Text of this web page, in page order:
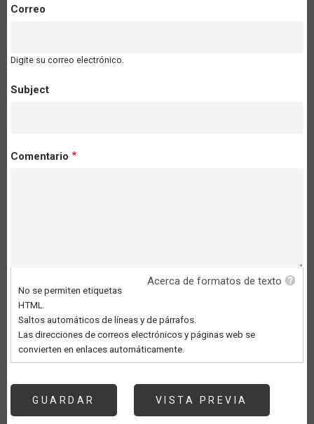
Correo
Digite su correo electrónico.
Subject
Comentario
Acerca de formatos de texto
No se permiten etiquetas
HTML.
Saltos automáticos de líneas y de párrafos.
Las direcciones de correos electrónicos y páginas web se
convierten en enlaces automáticamente.